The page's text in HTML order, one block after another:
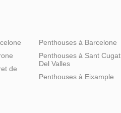
de
Penthouses à Barcelone
Penthouses à Sant Cugat
Del Valles
Penthouses à Eixample